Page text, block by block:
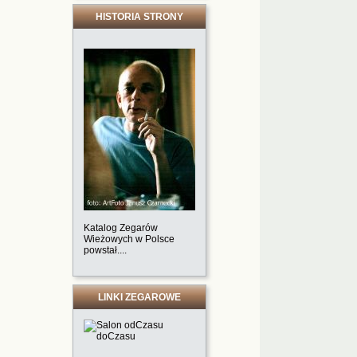
HISTORIA STRONY
Katalog Zegarów
Wieżowych w Polsce
powstał....
LINKI ZEGAROWE